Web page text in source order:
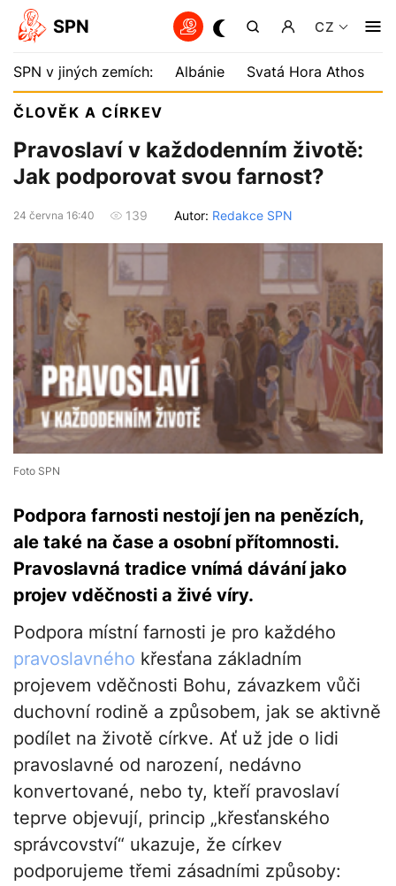
SPN CZ
SPN v jiných zemích: Albánie Svatá Hora Athos
ČLOVĚK A CÍRKEV
Pravoslaví v každodenním životě:
Jak podporovat svou farnost?
24 června 16:40 139 Autor: Redakce SPN
Foto SPN
Podpora farnosti nestojí jen na penězích,
ale také na čase a osobní přítomnosti.
Pravoslavná tradice vnímá dávání jako
projev vděčnosti a živé víry.
Podpora místní farnosti je pro každého
pravoslavného křesťana základním
projevem vděčnosti Bohu, závazkem vůči
duchovní rodině a způsobem, jak se aktivně
podílet na životě církve. Ať už jde o lidi
pravoslavné od narození, nedávno
konvertované, nebo ty, kteří pravoslaví
teprve objevují, princip „křesťanského
správcovství“ ukazuje, že církev
podporujeme třemi zásadními způsoby: